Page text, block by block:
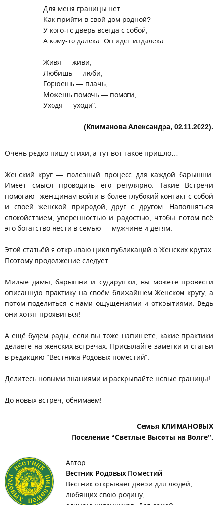
Для меня границы нет.
Как прийти в свой дом родной?
У кого-то дверь всегда с собой,
А кому-то далека. Он идёт издалека.
Живя — живи,
Любишь — люби,
Горюешь — плачь,
Можешь помочь — помоги,
Уходя — уходи".
(Климанова Александра, 02.11.2022).
Очень редко пишу стихи, а тут вот такое пришло…
Женский круг — полезный процесс для каждой барышни.
Имеет смысл проводить его регулярно. Такие Встречи
помогают женщинам войти в более глубокий контакт с собой
и своей женской природой, друг с другом. Наполняться
спокойствием, уверенностью и радостью, чтобы потом всё
это богатство нести в семью — мужчине и детям.
Этой статьёй я открываю цикл публикаций о Женских кругах.
Поэтому продолжение следует!
Милые дамы, барышни и сударушки, вы можете провести
описанную практику на своём ближайшем Женском кругу, а
потом поделиться с нами ощущениями и открытиями. Ведь
они хотят проявиться!
А ещё будем рады, если вы тоже напишете, какие практики
делаете на женских встречах. Присылайте заметки и статьи
в редакцию “Вестника Родовых поместий”.
Делитесь новыми знаниями и раскрывайте новые границы!
До новых встреч, обнимаем!
Семья КЛИМАНОВЫХ
Поселение “Светлые Высоты на Волге”.
Автор
Вестник Родовых Поместий
Вестник открывает двери для людей,
любящих свою родину,